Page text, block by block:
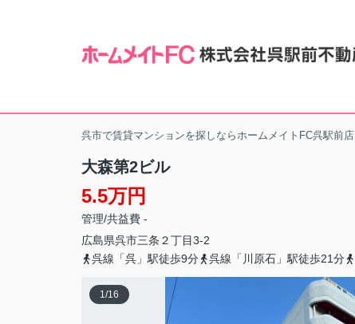
呉市で賃貸マンションを探しならホームメイトFC呉駅前店
大森第2ビル
5.5万円
管理/共益費 -
広島県呉市三条 ２丁目3-2
呉線「呉」駅徒歩9分
呉線「川原石」駅徒歩21分
1/16